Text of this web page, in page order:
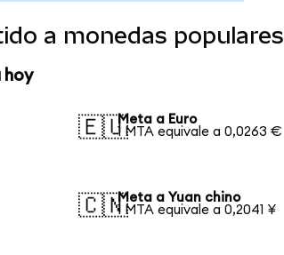
a monedas populares
hoy
🇪🇺Meta a Euro
1 MTA equivale a 0,0263 €
🇨🇳Meta a Yuan chino
1 MTA equivale a 0,2041 ¥